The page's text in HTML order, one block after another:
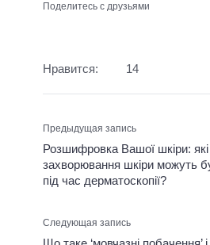
Поделитесь с друзьями
Нравится: 14
Предыдущая запись
Розшифровка Вашої шкіри:
захворювання шкіри можуть
під час дерматоскопії?
Следующая запись